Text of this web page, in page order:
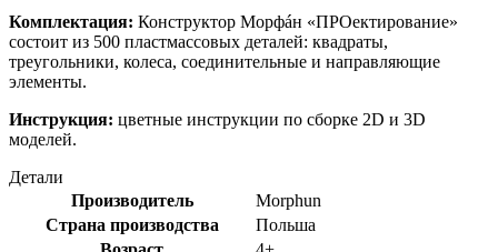
Комплектация: Конструктор Морфáн «ПРОектирование»
состоит из 500 пластмассовых деталей: квадраты,
треугольники, колеса, соединительные и направляющие
элементы.
Инструкция: цветные инструкции по сборке 2D и 3D
моделей.
Детали
Производитель
Morphun
Страна производства
Польша